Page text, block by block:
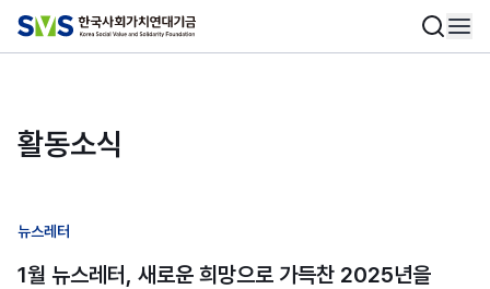
활동소식
뉴스레터
1월 뉴스레터, 새로운 희망으로 가득찬 2025년을